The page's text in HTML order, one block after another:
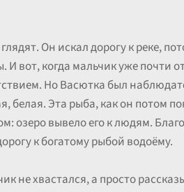
Он искал дорогу к реке,
вот, когда мальчик уже почти
Но Васютка был
белая. Эта рыба, как он потом
озеро вывело его к людям.
к богатому рыбой водоёму.
не хвастался, а просто